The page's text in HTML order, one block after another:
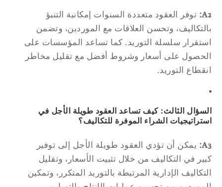
توفر العقود متعددة السنوات إمكانية التنبؤ
وتحسن العلاقات مع الموردين، وتضمن
سلسلة التوريد. كما تساعد المؤسسات على
على أسعار وشروط أفضل مع تقليل مخاطر
التوريد.
الثالث: كيف تساعد العقود طويلة الأجل في
الشراء الموفرة للتكاليف؟
يمكن أن تؤدي العقود طويلة الأجل إلى توفير
في التكاليف من خلال تثبيت الأسعار، وتقليل
الإدارية المرتبطة بالتوريد المتكرر، وتمكين